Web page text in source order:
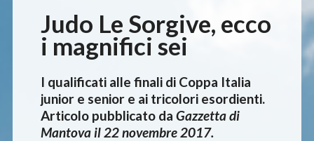
Judo Le Sorgive, ecco
i magnifici sei
I qualificati alle finali di Coppa Italia
junior e senior e ai tricolori esordienti.
Articolo pubblicato da Gazzetta di
Mantova il 22 novembre 2017.